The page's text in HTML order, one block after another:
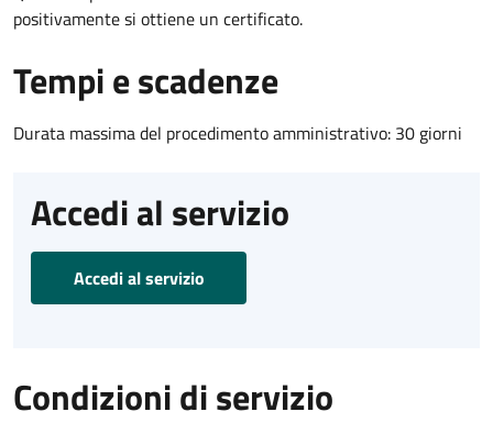
positivamente si ottiene un certificato.
Tempi e scadenze
Durata massima del procedimento amministrativo: 30 giorni
Accedi al servizio
Accedi al servizio
Condizioni di servizio